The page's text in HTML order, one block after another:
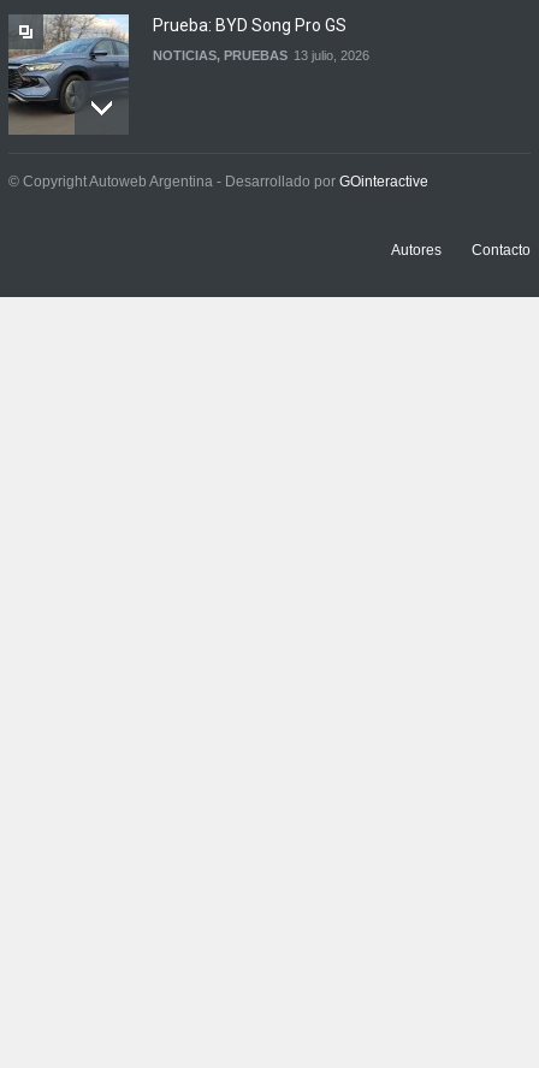
Prueba: BYD Song Pro GS
NOTICIAS, PRUEBAS 13 julio, 2026
Contacto: Jeep Wrangler
© Copyright Autoweb Argentina - Desarrollado por GOinteractive
Autores Contacto